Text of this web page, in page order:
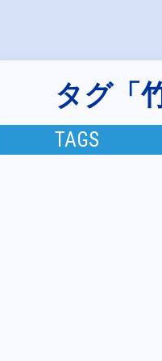
タグ「
TAGS